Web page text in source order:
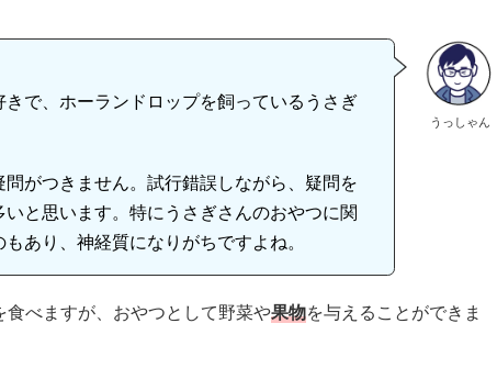
うっしゃん
で、ホーランドロップを飼っているうさぎ
がつきません。試行錯誤しながら、疑問を
と思います。特にうさぎさんのおやつに関
あり、神経質になりがちですよね。
べますが、おやつとして野菜や果物を与えることができま